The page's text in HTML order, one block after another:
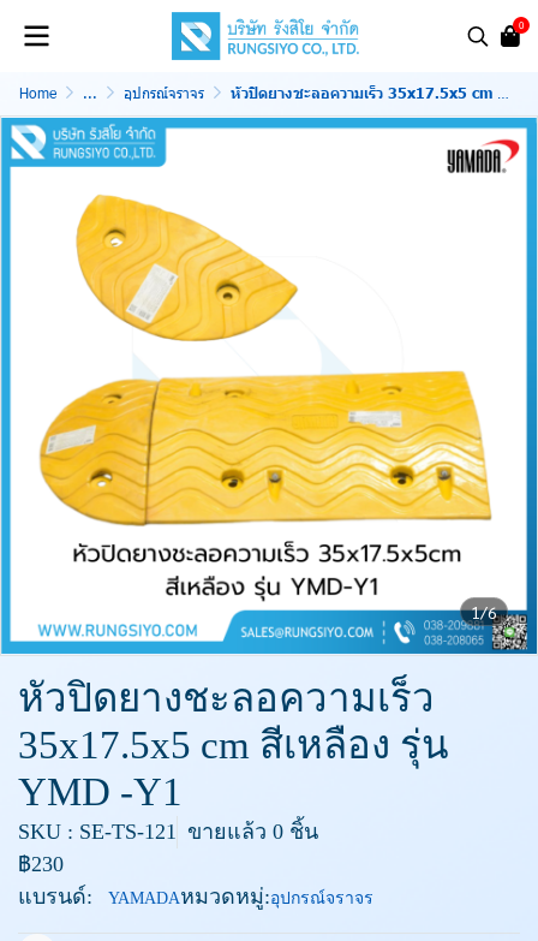
0
Home ... อุปกรณ์จราจร หัวปิดยางชะลอความเร็ว 35x17.5x5 cm สีเหลือง รุ่น YMD -Y1
1/6
หัวปิดยางชะลอความเร็ว
35x17.5x5 cm สีเหลือง รุ่น
YMD -Y1
SKU : SE-TS-121 ขายแล้ว 0 ชิ้น
฿230
แบรนด์:
YAMADAหมวดหมู่:อุปกรณ์จราจร